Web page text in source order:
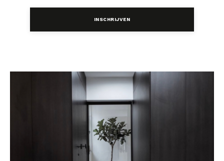
INSCHRIJVEN